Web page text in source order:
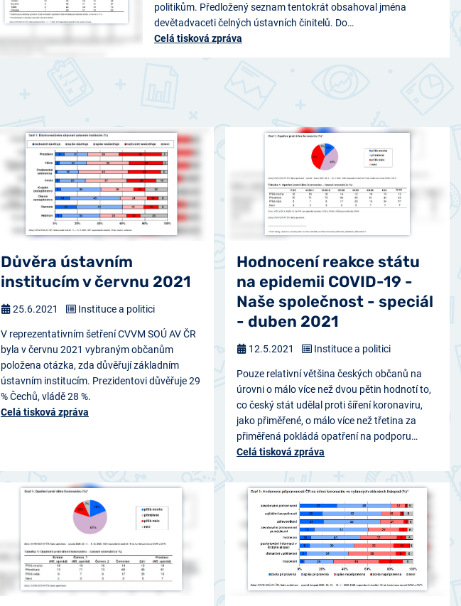
politikům. Předložený seznam tentokrát obsahoval jména
devětadvaceti čelných ústavních činitelů. Do…
Celá tisková zpráva
Důvěra ústavním
institucím v červnu 2021
V reprezentativním šetření CVVM SOÚ AV ČR
byla v červnu 2021 vybraným občanům
položena otázka, zda důvěřují základním
ústavním institucím. Prezidentovi důvěřuje 29
% Čechů, vládě 28 %.
Celá tisková zpráva
25.6.2021 Instituce a politici
Hodnocení reakce státu
na epidemii COVID-19 -
Naše společnost - speciál
- duben 2021
Pouze relativní většina českých občanů na
úrovni o málo více než dvou pětin hodnotí to,
co český stát udělal proti šíření koronaviru,
jako přiměřené, o málo více než třetina za
přiměřená pokládá opatření na podporu…
Celá tisková zpráva
12.5.2021 Instituce a politici